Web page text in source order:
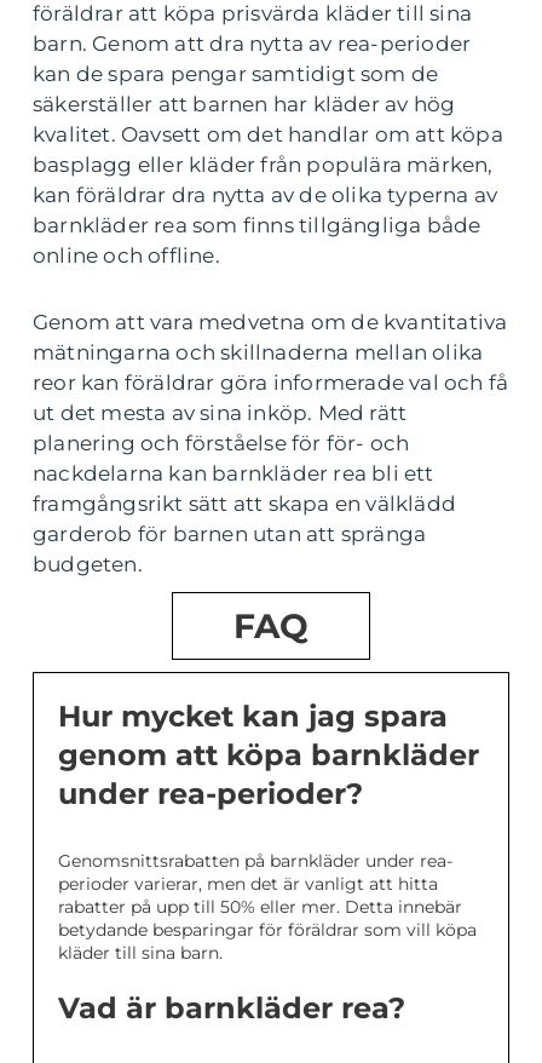
föräldrar att köpa prisvärda kläder till sina
barn. Genom att dra nytta av rea-perioder
kan de spara pengar samtidigt som de
säkerställer att barnen har kläder av hög
kvalitet. Oavsett om det handlar om att köpa
basplagg eller kläder från populära märken,
kan föräldrar dra nytta av de olika typerna av
barnkläder rea som finns tillgängliga både
online och offline.
Genom att vara medvetna om de kvantitativa
mätningarna och skillnaderna mellan olika
reor kan föräldrar göra informerade val och få
ut det mesta av sina inköp. Med rätt
planering och förståelse för för- och
nackdelarna kan barnkläder rea bli ett
framgångsrikt sätt att skapa en välklädd
garderob för barnen utan att spränga
budgeten.
FAQ
Hur mycket kan jag spara
genom att köpa barnkläder
under rea-perioder?
Genomsnittsrabatten på barnkläder under rea-
perioder varierar, men det är vanligt att hitta
rabatter på upp till 50% eller mer. Detta innebär
betydande besparingar för föräldrar som vill köpa
kläder till sina barn.
Vad är barnkläder rea?